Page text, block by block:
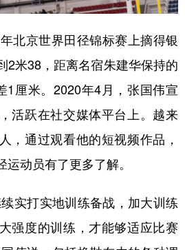
京世界田径锦标赛上摘得银
2米38，距离名宿朱建华保持的
1厘米。2020年4月，张国伟宣
活跃在社交媒体平台上。越来
，通过观看他的短视频作品，
运动员有了更多了解。
打实地训练备战，加大训练
强度的训练，才能够适应比赛